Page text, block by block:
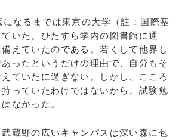
なるまでは東京の大学（註：国際基
いた。ひたすら学内の図書館に通
えていたのである。若くして他界し
ったというだけの理由で、自分もそ
ていたに過ぎない。しかし、こころ
っていたわけではないから、試験勉
なかった。
蔵野の広いキャンパスは深い森に包